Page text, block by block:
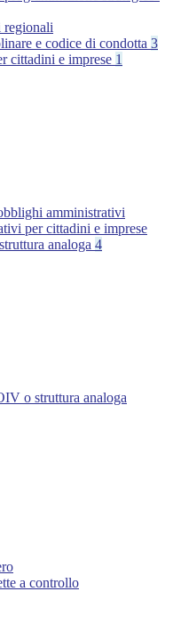
regionali
e codice di condotta 3
cittadini e imprese 1
amministrativi
per cittadini e imprese
analoga 4
o struttura analoga
a controllo